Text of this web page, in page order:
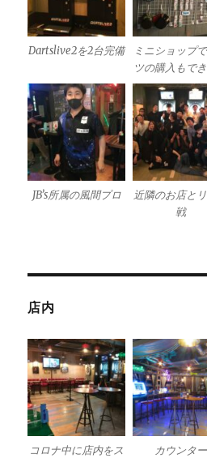
Dartslive2を2台完備
ミニショップ
ツの購入もで
JB’s所属の風間プロ
近隣のお店と
戦
店内
コロナ中に店内をス
カウンター